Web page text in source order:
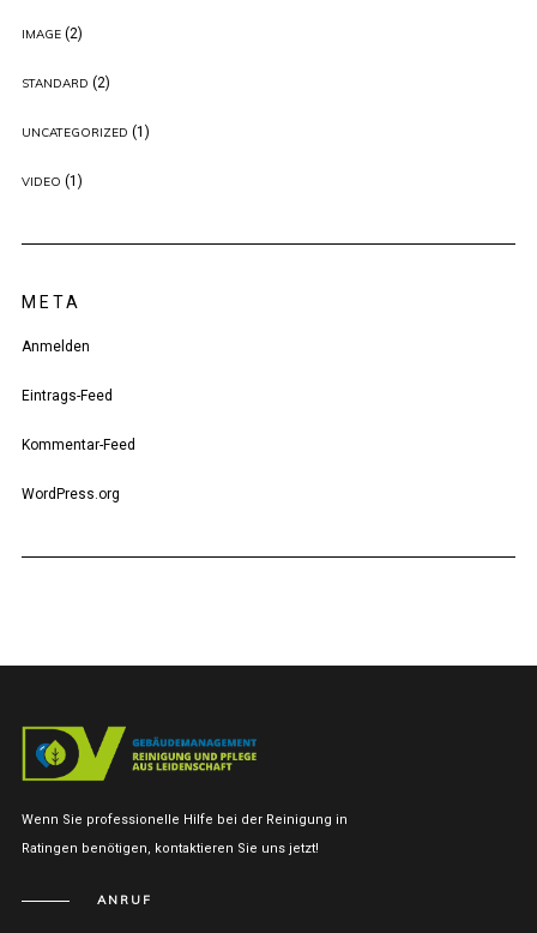
IMAGE(2)
STANDARD (2)
UNCATEGORIZED (1)
VIDEO (1)
META
Anmelden
Eintrags-Feed
Kommentar-Feed
WordPress.org
Wenn Sie professionelle Hilfe bei der Reinigung in
Ratingen benötigen, kontaktieren Sie uns jetzt!
ANRUF